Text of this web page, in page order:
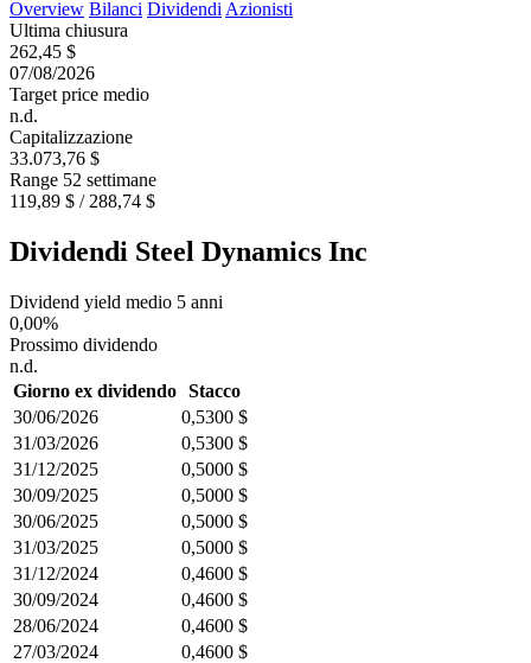
Overview Bilanci Dividendi Azionisti
Ultima chiusura
262,45 $
07/08/2026
Target price medio
n.d.
Capitalizzazione
33.073,76 $
Range 52 settimane
119,89 $ / 288,74 $
Dividendi Steel Dynamics Inc
Dividend yield medio 5 anni
0,00%
Prossimo dividendo
n.d.
Giorno ex dividendo Stacco
30/06/2026
0,5300 $
31/03/2026
0,5300 $
31/12/2025
0,5000 $
30/09/2025
0,5000 $
30/06/2025
0,5000 $
31/03/2025
0,5000 $
31/12/2024
0,4600 $
30/09/2024
0,4600 $
28/06/2024
0,4600 $
27/03/2024
0,4600 $